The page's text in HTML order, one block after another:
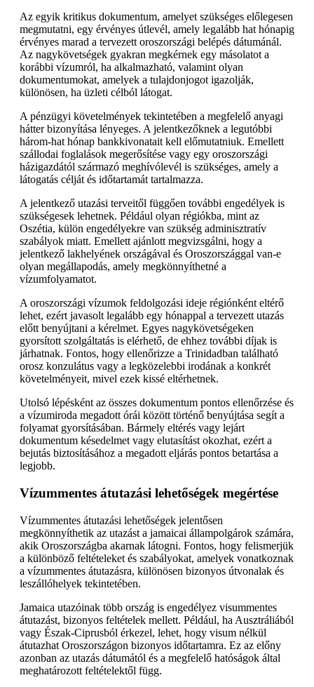
Az egyik kritikus dokumentum, amelyet szükséges előlegesen
megmutatni, egy érvényes útlevél, amely legalább hat hónapig
érvényes marad a tervezett oroszországi belépés dátumánál.
Az nagykövetségek gyakran megkérnek egy másolatot a
korábbi vízumról, ha alkalmazható, valamint olyan
dokumentumokat, amelyek a tulajdonjogot igazolják,
különösen, ha üzleti célból látogat.
A pénzügyi követelmények tekintetében a megfelelő anyagi
hátter bizonyítása lényeges. A jelentkezőknek a legutóbbi
három-hat hónap bankkivonatait kell előmutatniuk. Emellett
szállodai foglalások megerősítése vagy egy oroszországi
házigazdától származó meghívólevél is szükséges, amely a
látogatás célját és időtartamát tartalmazza.
A jelentkező utazási terveitől függően további engedélyek is
szükségesek lehetnek. Például olyan régiókba, mint az
Oszétia, külön engedélyekre van szükség adminisztratív
szabályok miatt. Emellett ajánlott megvizsgálni, hogy a
jelentkező lakhelyének országával és Oroszországgal van-e
olyan megállapodás, amely megkönnyíthetné a
vízumfolyamatot.
A oroszországi vízumok feldolgozási ideje régiónként eltérő
lehet, ezért javasolt legalább egy hónappal a tervezett utazás
előtt benyújtani a kérelmet. Egyes nagykövetségeken
gyorsított szolgáltatás is elérhető, de ehhez további díjak is
járhatnak. Fontos, hogy ellenőrizze a Trinidadban található
orosz konzulátus vagy a legközelebbi irodának a konkrét
követelményeit, mivel ezek kissé eltérhetnek.
Utolsó lépésként az összes dokumentum pontos ellenőrzése és
a vízumiroda megadott órái között történő benyújtása segít a
folyamat gyorsításában. Bármely eltérés vagy lejárt
dokumentum késedelmet vagy elutasítást okozhat, ezért a
bejutás biztosításához a megadott eljárás pontos betartása a
legjobb.
Vízummentes átutazási lehetőségek megértése
Vízummentes átutazási lehetőségek jelentősen
megkönnyíthetik az utazást a jamaicai állampolgárok számára,
akik Oroszországba akarnak látogni. Fontos, hogy felismerjük
a különböző feltételeket és szabályokat, amelyek vonatkoznak
a vízummentes átutazásra, különösen bizonyos útvonalak és
leszállóhelyek tekintetében.
Jamaica utazóinak több ország is engedélyez visummentes
átutazást, bizonyos feltételek mellett. Például, ha Ausztráliából
vagy Észak-Ciprusból érkezel, lehet, hogy visum nélkül
átutazhat Oroszországon bizonyos időtartamra. Ez az előny
azonban az utazás dátumától és a megfelelő hatóságok által
meghatározott feltételektől függ.